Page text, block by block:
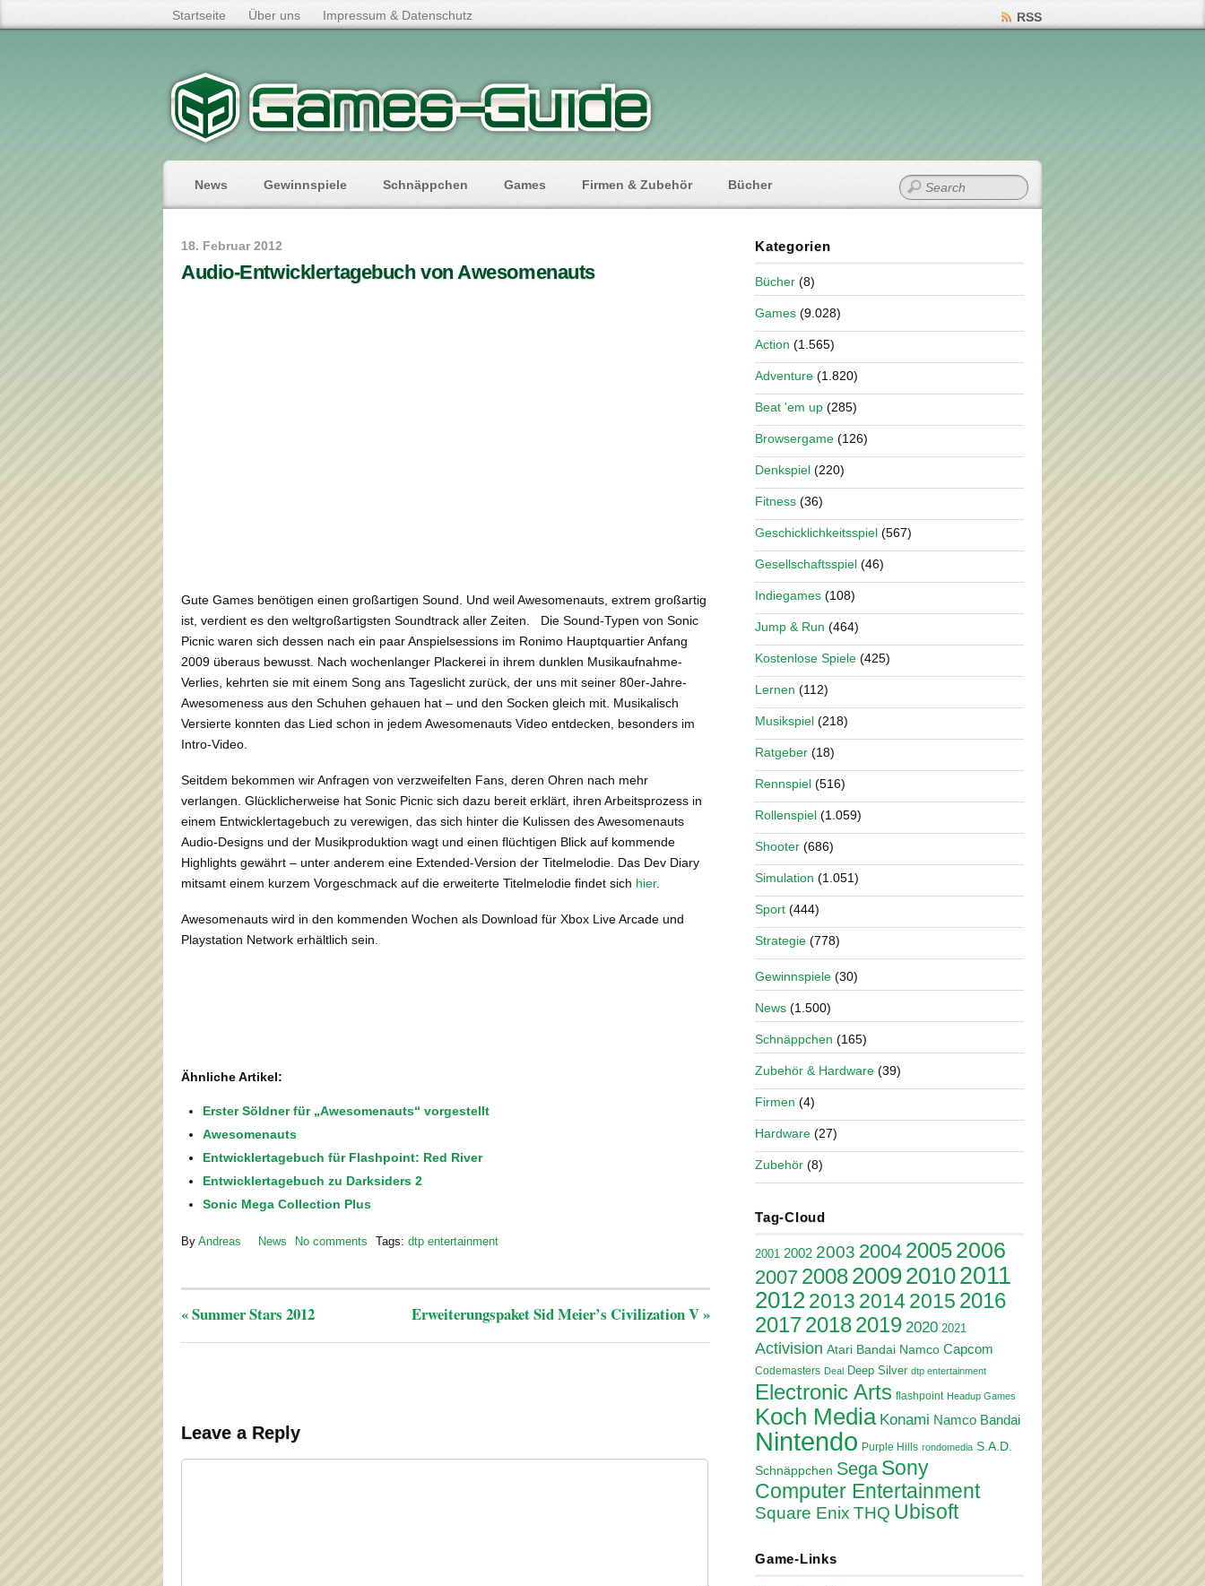
Startseite Über uns Impressum & Datenschutz RSS
News Gewinnspiele Schnäppchen Games Firmen & Zubehör Bücher
18. Februar 2012
Audio-Entwicklertagebuch von Awesomenauts‏
Gute Games benötigen einen großartigen Sound. Und weil Awesomenauts, extrem großartig
ist, verdient es den weltgroßartigsten Soundtrack aller Zeiten. Die Sound-Typen von Sonic
Picnic waren sich dessen nach ein paar Anspielsessions im Ronimo Hauptquartier Anfang
2009 überaus bewusst. Nach wochenlanger Plackerei in ihrem dunklen Musikaufnahme-
Verlies, kehrten sie mit einem Song ans Tageslicht zurück, der uns mit seiner 80er-Jahre-
Awesomeness aus den Schuhen gehauen hat – und den Socken gleich mit. Musikalisch
Versierte konnten das Lied schon in jedem Awesomenauts Video entdecken, besonders im
Intro-Video.
Seitdem bekommen wir Anfragen von verzweifelten Fans, deren Ohren nach mehr
verlangen. Glücklicherweise hat Sonic Picnic sich dazu bereit erklärt, ihren Arbeitsprozess in
einem Entwicklertagebuch zu verewigen, das sich hinter die Kulissen des Awesomenauts
Audio-Designs und der Musikproduktion wagt und einen flüchtigen Blick auf kommende
Highlights gewährt – unter anderem eine Extended-Version der Titelmelodie. Das Dev Diary
mitsamt einem kurzem Vorgeschmack auf die erweiterte Titelmelodie findet sich hier.
Awesomenauts wird in den kommenden Wochen als Download für Xbox Live Arcade und
Playstation Network erhältlich sein.
Ähnliche Artikel:
Erster Söldner für „Awesomenauts“ vorgestellt
Awesomenauts
Entwicklertagebuch für Flashpoint: Red River
Entwicklertagebuch zu Darksiders 2
Sonic Mega Collection Plus
By Andreas News No comments Tags: dtp entertainment
«Summer Stars 2012 Erweiterungspaket Sid Meier’s Civilization V»
Leave a Reply
Kategorien
Bücher (8)
Games (9.028)
Action (1.565)
Adventure (1.820)
Beat 'em up (285)
Browsergame (126)
Denkspiel (220)
Fitness (36)
Geschicklichkeitsspiel (567)
Gesellschaftsspiel (46)
Indiegames (108)
Jump & Run (464)
Kostenlose Spiele (425)
Lernen (112)
Musikspiel (218)
Ratgeber (18)
Rennspiel (516)
Rollenspiel (1.059)
Shooter (686)
Simulation (1.051)
Sport (444)
Strategie (778)
Gewinnspiele (30)
News (1.500)
Schnäppchen (165)
Zubehör & Hardware (39)
Firmen (4)
Hardware (27)
Zubehör (8)
Tag-Cloud
2001 2002 2003 2004 20052006
2007 2008200920102011
20122013 20142015 2016
201720182019 2020 2021
Activision Atari Bandai Namco Capcom
Codemasters Deal Deep Silver dtp entertainment
Electronic Arts flashpoint Headup Games
Koch Media Konami Namco Bandai
Nintendo Purple Hills rondomedia S.A.D.
Schnäppchen Sega Sony
Computer Entertainment
Square Enix THQ Ubisoft
Game-Links